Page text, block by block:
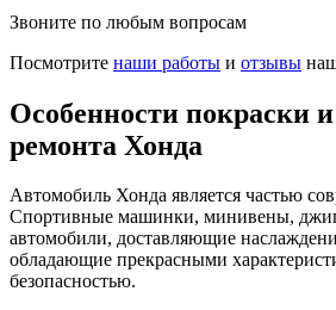
Звоните по любым вопросам
Посмотрите наши работы и отзывы
Особенности покраски и
ремонта Хонда
Автомобиль Хонда является частью
Спортивные машинки, минивены,
автомобили, доставляющие
обладающие прекрасными
безопасностью.